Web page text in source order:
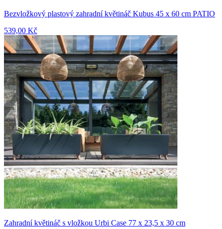
Bezvložkový plastový zahradní květináč Kubus 45 x 60 cm PATIO
539,00 Kč
Zahradní květináč s vložkou Urbi Case 77 x 23,5 x 30 cm